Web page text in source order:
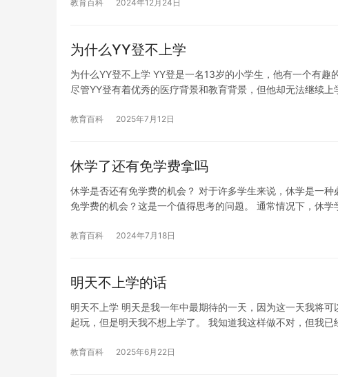
教育百科 2024年12月24日
为什么YY登不上学
为什么YY登不上学 YY登是一名13岁的小学生，他有一个有趣
尽管YY登有着优秀的医疗背景和教育背景，但他却无法继续
教育百科 2025年7月12日
休学了还有免学费拿吗
休学是否还有免学费的机会？ 对于许多学生来说，休学是一
免学费的机会？这是一个值得思考的问题。 通常情况下，休
教育百科 2024年7月18日
明天不上学的话
明天不上学 明天是我一年中最期待的一天，因为这一天我将
起玩，但是明天我不想上学了。 我知道我这样做不对，但我
教育百科 2025年6月22日